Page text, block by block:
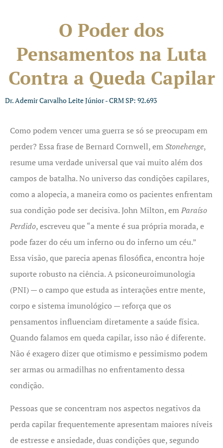
O Poder dos
Pensamentos na Luta
Contra a Queda Capilar
Dr. Ademir Carvalho Leite Júnior - CRM SP: 92.693
Como podem vencer uma guerra se só se preocupam em
perder? Essa frase de Bernard Cornwell, emStonehenge,
resume uma verdade universal que vai muito além dos
campos de batalha. No universo das condições capilares,
como a alopecia, a maneira como os pacientes enfrentam
sua condição pode ser decisiva. John Milton, emParaíso
Perdido, escreveu que “a mente é sua própria morada, e
pode fazer do céu um inferno ou do inferno um céu.”
Essa visão, que parecia apenas filosófica, encontra hoje
suporte robusto na ciência. A psiconeuroimunologia
(PNI) — o campo que estuda as interações entre mente,
corpo e sistema imunológico — reforça que os
pensamentos influenciam diretamente a saúde física.
Quando falamos em queda capilar, isso não é diferente.
Não é exagero dizer que otimismo e pessimismo podem
ser armas ou armadilhas no enfrentamento dessa
condição.
Pessoas que se concentram nos aspectos negativos da
perda capilar frequentemente apresentam maiores níveis
de estresse e ansiedade, duas condições que, segundo